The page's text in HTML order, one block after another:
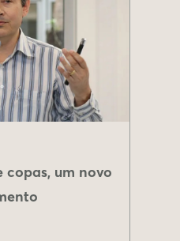
copas, um novo